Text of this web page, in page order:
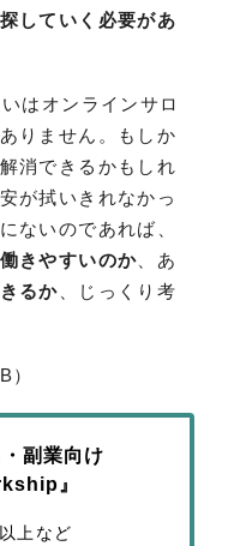
していく必要があ
はオンラインサロ
りません。もしか
消できるかもしれ
が拭いきれなかっ
ないのであれば、
きやすいのか 、あ
るか 、じっくり考
）
副業向け
』
上など